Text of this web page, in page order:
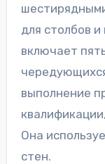
для столбов
включает
выполнение
Она
стен.